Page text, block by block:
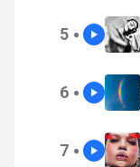
5 ●
6 ●
7 ●